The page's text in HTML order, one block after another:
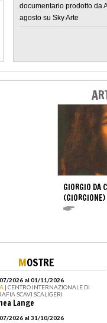
documentario prodotto da
agosto su Sky Arte
GIORGIO DA
(GIORGIONE)
MOSTRE
2026 al 01/11/2026
| CENTRO INTERNAZIONALE DI
SCAVI SCALIGERI
Lange
2026 al 31/10/2026